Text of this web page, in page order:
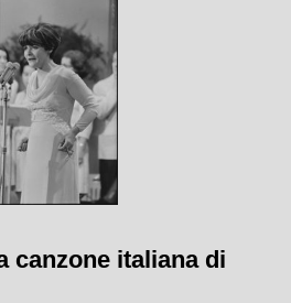
canzone italiana di